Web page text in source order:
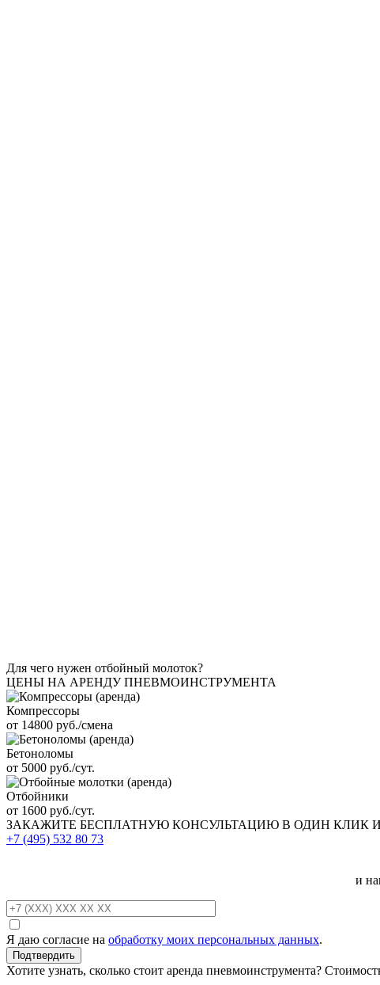
Для чего нужен отбойный молоток?
ЦЕНЫ НА АРЕНДУ ПНЕВМОИНСТРУМЕНТА
Компрессоры
от 14800 руб./смена
Бетоноломы
от 5000 руб./сут.
Отбойники
от 1600 руб./сут.
ЗАКАЖИТЕ БЕСПЛАТНУЮ КОНСУЛЬТАЦИЮ В ОДИН КЛИК
+7 (495) 532 80 73
и
Я даю согласие на обработку моих персональных данных.
Хотите узнать, сколько стоит аренда пневмоинструмента?